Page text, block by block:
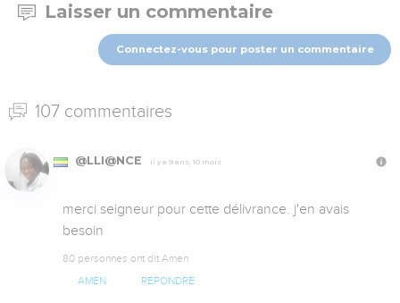
Laisser un commentaire
Connectez-vous pour poster un commentaire
107 commentaires
@LLI@NCE Il y a 9 ans, 10 mois
merci seigneur pour cette délivrance. j'en avais
besoin
80 personnes ont dit Amen
AMEN RÉPONDRE